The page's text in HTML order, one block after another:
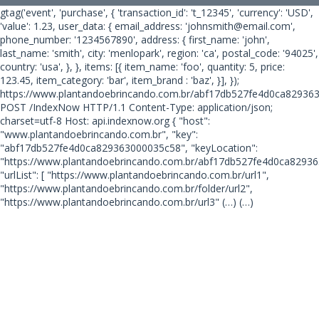
gtag('event', 'purchase', { 'transaction_id': 't_12345', 'currency': 'USD',
'value': 1.23, user_data: { email_address: 'johnsmith@email.com',
phone_number: '1234567890', address: { first_name: 'john',
last_name: 'smith', city: 'menlopark', region: 'ca', postal_code: '94025',
country: 'usa', }, }, items: [{ item_name: 'foo', quantity: 5, price:
123.45, item_category: 'bar', item_brand : 'baz', }], });
https://www.plantandoebrincando.com.br/
POST /IndexNow HTTP/1.1 Content-Type: application/json;
charset=utf-8 Host: api.indexnow.org { "host":
"www.plantandoebrincando.com.br", "key":
"abf17db527fe4d0ca829363000035c58", "keyLocation":
"https://www.plantandoebrincando.com.br/
"urlList": [ "https://www.plantandoebrincando.com.br/url1",
"https://www.plantandoebrincando.com.br/folder/url2",
"https://www.plantandoebrincando.com.br/url3" (…) (…)